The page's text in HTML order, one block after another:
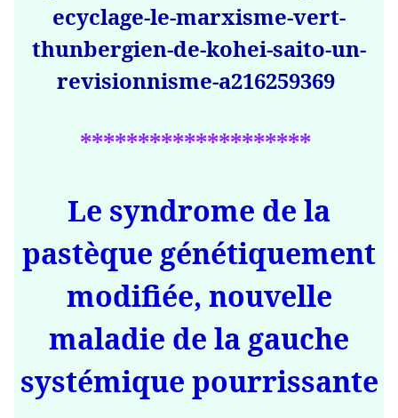
ecyclage-le-marxisme-vert-
thunbergien-de-kohei-saito-un-
revisionnisme-a216259369
********************
Le syndrome de la
pastèque génétiquement
modifiée, nouvelle
maladie de la gauche
systémique pourrissante